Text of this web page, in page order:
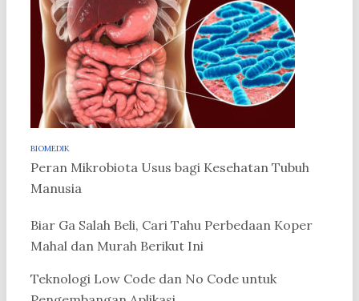
BIOMEDIK
Peran Mikrobiota Usus bagi Kesehatan Tubuh
Manusia
Biar Ga Salah Beli, Cari Tahu Perbedaan Koper
Mahal dan Murah Berikut Ini
Teknologi Low Code dan No Code untuk